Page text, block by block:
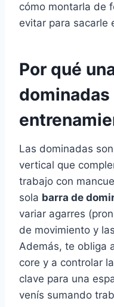
cómo montarla de
evitar para sacarle
Por qué
Las dominadas
vertical que
trabajo con
sola barra de
variar agarres
de movimiento y
Además, te obliga
core y a controlar
clave para una
venís sumando